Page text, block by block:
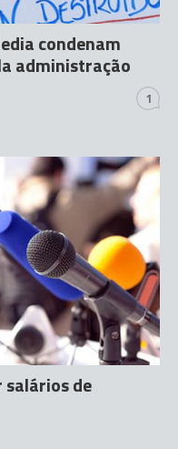
condenam
administração
1
salários de